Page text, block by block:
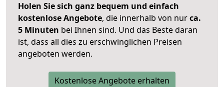
Holen Sie sich ganz bequem und einfach
kostenlose Angebote, die innerhalb von nurca.
5 Minuten bei Ihnen sind. Und das Beste daran
ist, dass all dies zu erschwinglichen Preisen
angeboten werden.
Kostenlose Angebote erhalten